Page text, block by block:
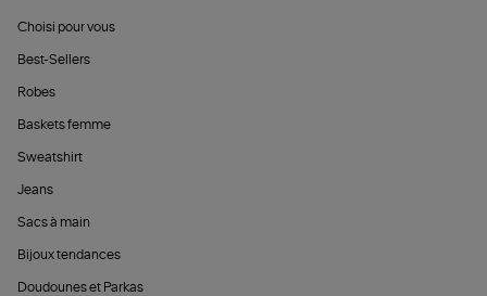
Choisi pour vous
Best-Sellers
Robes
Baskets femme
Sweatshirt
Jeans
Sacs à main
Bijoux tendances
Doudounes et Parkas